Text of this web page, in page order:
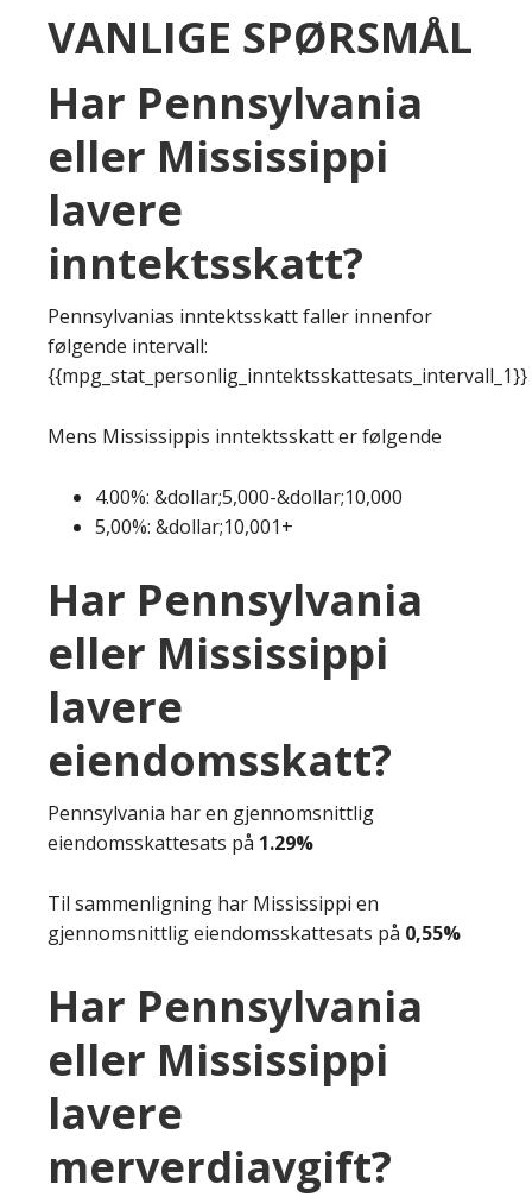
VANLIGE SPØRSMÅL
Har Pennsylvania
eller Mississippi
lavere
inntektsskatt?
Pennsylvanias inntektsskatt faller innenfor
følgende intervall:
{{mpg_stat_personlig_inntektsskattesats_intervall_1}}
Mens Mississippis inntektsskatt er følgende
4.00%: &dollar;5,000-&dollar;10,000
5,00%: &dollar;10,001+
Har Pennsylvania
eller Mississippi
lavere
eiendomsskatt?
Pennsylvania har en gjennomsnittlig
eiendomsskattesats på 1.29%
Til sammenligning har Mississippi en
gjennomsnittlig eiendomsskattesats på 0,55%
Har Pennsylvania
eller Mississippi
lavere
merverdiavgift?